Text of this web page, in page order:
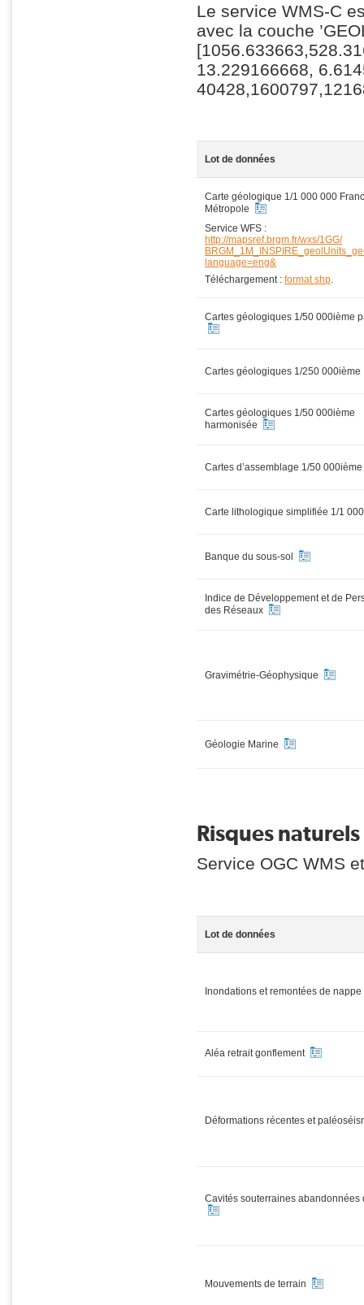
Le service WMS-C
avec la couche
13.229166668,
Lot de données
Carte géologique 1/1 000 000
Métropole
Service WFS :
http://mapsref.brgm.fr/wxs/1GG/
language=eng&
Téléchargement : format shp.
Cartes géologiques 1/50 000ième
Cartes géologiques 1/250 000ième
Cartes géologiques 1/50 000ième
harmonisée
Cartes d’assemblage 1/50 000ième
Carte lithologique simplifiée 1/1
Banque du sous-sol
Indice de Développement et de
des Réseaux
Gravimétrie-Géophysique
Géologie Marine
Risques
Service OGC WMS
Lot de données
Inondations et remontées de nappe
Aléa retrait gonflement
Déformations récentes et
Cavités souterraines abandonnées
Mouvements de terrain